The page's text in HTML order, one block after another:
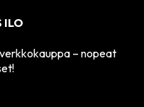
ILO
– nopeat